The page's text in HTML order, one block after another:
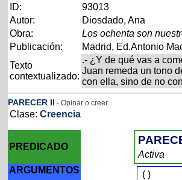
ID:
93013
Autor:
Diosdado, Ana
Obra:
Los ochenta son
Publicación:
Madrid, Ed.Antonio
Texto
contextualizado:
.- ¿Y de qué vas a
Juan remeda un tono
con ella, sino de no
PARECER II - Opinar o creer
Clase:Creencia
PREDICADO
Activa
ARGUMENTOS ( )